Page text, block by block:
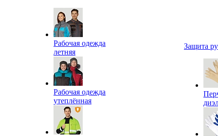
Рабочая одежда
летняя
Рабочая одежда
утеплённая
Защита